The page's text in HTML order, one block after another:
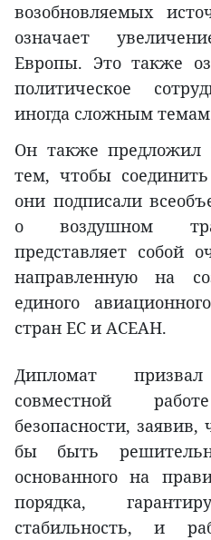
возобновляемых
означает
Европы. Это также
политическое
иногда сложным
Он также предложил
тем, чтобы
они подписали
о воздушном
представляет собой
направленную на
единого
стран ЕС и АСЕАН.
Дипломат
совместной
безопасности,
бы быть
основанного на
порядка,
стабильность, и